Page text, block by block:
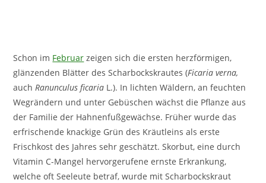
Schon im Februar zeigen sich die ersten herzförmigen,
glänzenden Blätter des Scharbockskrautes (Ficaria verna,
auchRanunculus ficaria L.). In lichten Wäldern, an feuchten
Wegrändern und unter Gebüschen wächst die Pflanze aus
der Familie der Hahnenfußgewächse. Früher wurde das
erfrischende knackige Grün des Kräutleins als erste
Frischkost des Jahres sehr geschätzt. Skorbut, eine durch
Vitamin C-Mangel hervorgerufene ernste Erkrankung,
welche oft Seeleute betraf, wurde mit Scharbockskraut